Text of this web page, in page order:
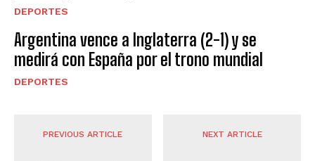
DEPORTES
Argentina vence a Inglaterra (2-1) y se
medirá con España por el trono mundial
DEPORTES
PREVIOUS ARTICLE NEXT ARTICLE